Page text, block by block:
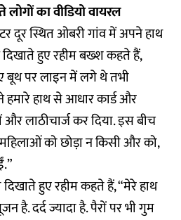
का वीडियो वायरल
दूर स्थित ओबरी गांव में अपने हाथ
हुए रहीम बख्श कहते हैं,
बूथ पर लाइन में लगे थे तभी
हाथ से आधार कार्ड और
और लाठीचार्ज कर दिया. इस बीच
को छोड़ा न किसी और को,
हुए रहीम कहते हैं, “मेरे हाथ
है. दर्द ज्यादा है. पैरों पर भी गुम